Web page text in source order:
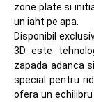
zone plate si
un iaht pe apa.
Disponibil
3D este
zapada adanca
special pentru
ofera un